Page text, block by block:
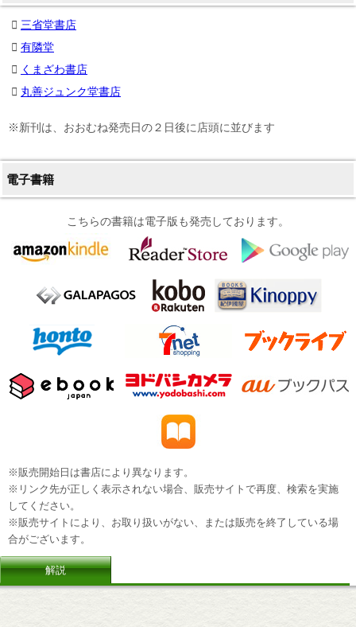
三省堂書店
有隣堂
くまざわ書店
丸善ジュンク堂書店
※新刊は、おおむね発売日の２日後に店頭に並びます
電子書籍
こちらの書籍は電子版も発売しております。
※販売開始日は書店により異なります。
※リンク先が正しく表示されない場合、販売サイトで再度、検索を実施
してください。
※販売サイトにより、お取り扱いがない、または販売を終了している場
合がございます。
解説